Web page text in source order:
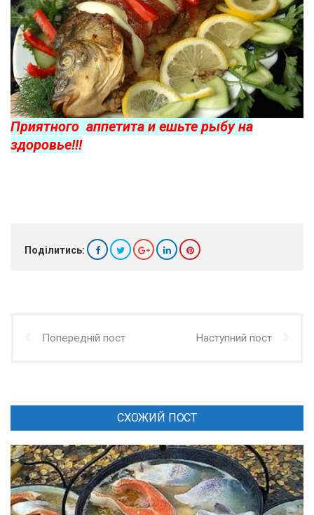
Приятного аппетита и ешьте рыбу на
здоровье!!!
Поділитись:
Попередній пост Наступний пост
СХОЖИЙ ПОСТ